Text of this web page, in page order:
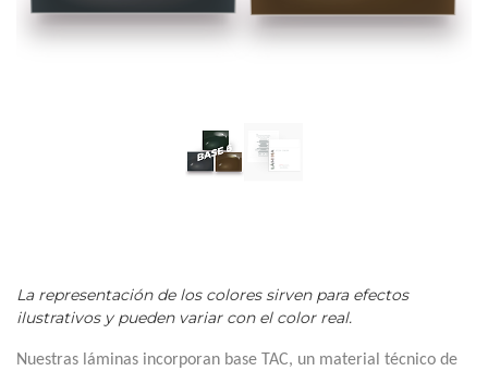
La representación de los colores sirven para efectos
ilustrativos y pueden variar con el color real.
Nuestras láminas incorporan base TAC, un material técnico de